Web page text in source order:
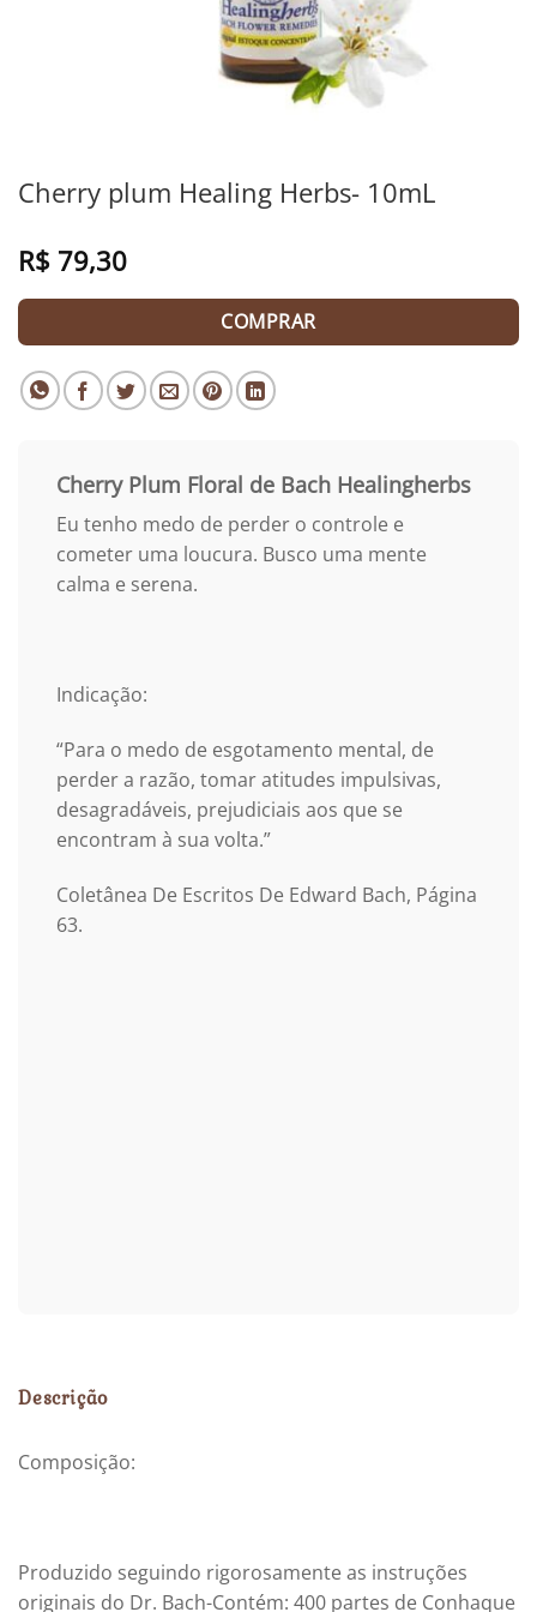
Cherry plum Healing Herbs- 10mL
R$ 79,30
COMPRAR
Cherry Plum Floral de Bach Healingherbs
Eu tenho medo de perder o controle e
cometer uma loucura. Busco uma mente
calma e serena.
Indicação:
“Para o medo de esgotamento mental, de
perder a razão, tomar atitudes impulsivas,
desagradáveis, prejudiciais aos que se
encontram à sua volta.”
Coletânea De Escritos De Edward Bach, Página
63.
Descrição
Composição:
Produzido seguindo rigorosamente as instruções
originais do Dr. Bach-Contém: 400 partes de Conhaque